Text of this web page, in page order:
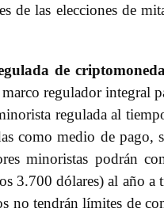
de las elecciones de
de
regulador integral
regulada al
como medio de pago,
minoristas podrán
3.700 dólares) al año a
no tendrán límites de